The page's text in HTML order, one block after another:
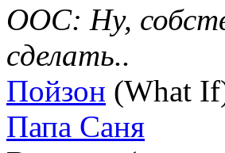
ООС: Ну,
сделать..
Пойзон (What
Папа Саня